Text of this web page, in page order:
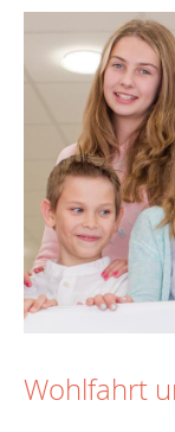
Wohlfahrt